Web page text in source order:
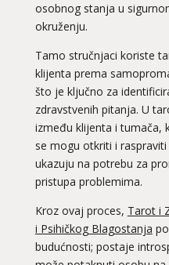
osobnog stanja u
okruženju.
Tamo stručnjaci koriste
klijenta prema
što je ključno za
zdravstvenih pitanja. U
između klijenta i tumača,
se mogu otkriti i
ukazuju na potrebu za
pristupa problemima.
Kroz ovaj proces, Tarot i
i Psihičkog Blagostanja
budućnosti; postaje